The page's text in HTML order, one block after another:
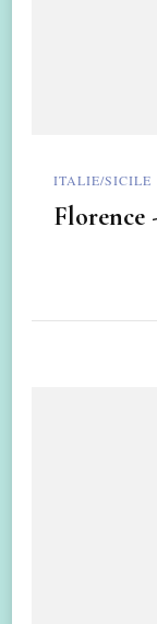
ITALIE/SICILE
Florence